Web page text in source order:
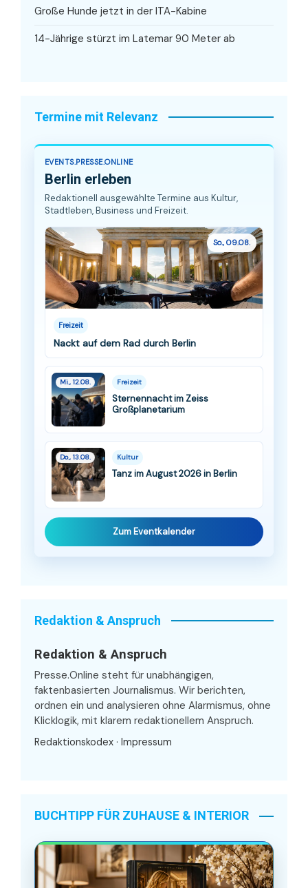
Große Hunde jetzt in der ITA-Kabine
14-Jährige stürzt im Latemar 90 Meter ab
Termine mit Relevanz
EVENTS.PRESSE.ONLINE
Berlin erleben
Redaktionell ausgewählte Termine aus Kultur,
Stadtleben, Business und Freizeit.
So., 09.08.
Freizeit
Nackt auf dem Rad durch Berlin
Mi., 12.08. Freizeit
Sternennacht im Zeiss
Großplanetarium
Do., 13.08. Kultur
Tanz im August 2026 in Berlin
Zum Eventkalender
Redaktion & Anspruch
Redaktion & Anspruch
Presse.Online steht für unabhängigen,
faktenbasierten Journalismus. Wir berichten,
ordnen ein und analysieren ohne Alarmismus, ohne
Klicklogik, mit klarem redaktionellem Anspruch.
Redaktionskodex · Impressum
BUCHTIPP FÜR ZUHAUSE & INTERIOR